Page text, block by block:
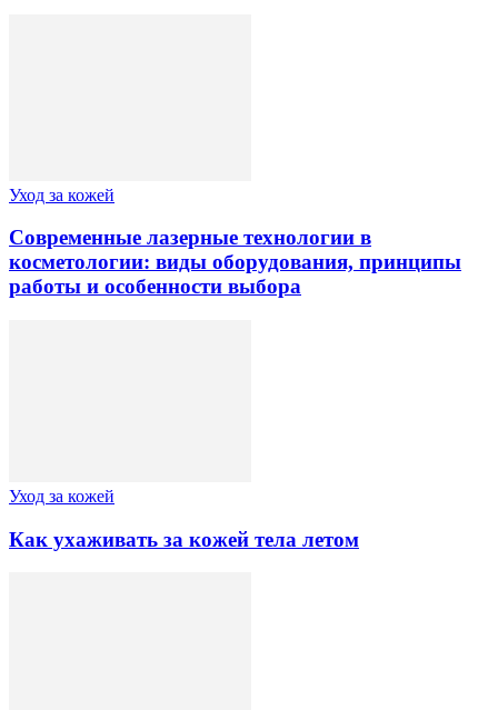
Уход за кожей
Современные лазерные технологии в
косметологии: виды оборудования, принципы
работы и особенности выбора
Уход за кожей
Как ухаживать за кожей тела летом